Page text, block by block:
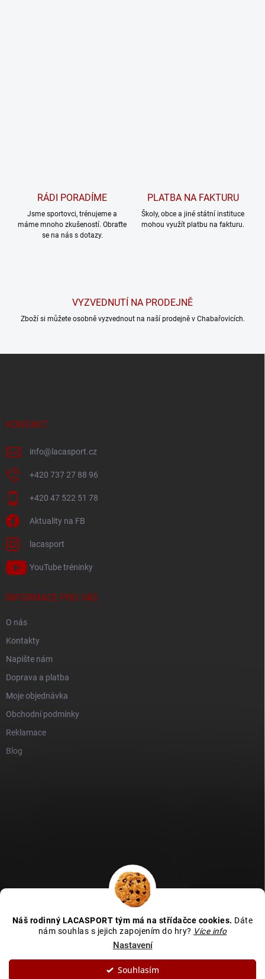
Náš rodinný LACASPORT tým má na střídačce cookies. Dáte
nám souhlas s jejich zapojením do hry? Více info
Nastavení
Souhlasím
RÁDI PORADÍME
Jsme sportovci, trénujeme a
máme mnoho zkušeností. Obraťte
se na nás s dotazy.
PLATBA NA FAKTURU
Školy, obce a jiné státní instituce
mohou využít platbu na fakturu.
VYZVEDNUTÍ NA PRODEJNĚ
Zboží si můžete osobně vyzvednout na naší prodejně v Chabařovicích.
KONTAKT
info@ lacasport.cz
+420 737 27 88 96
+420 47 522 51 78
Aktuality na FB
lacasport
YouTube tréninky
INFORMACE PRO VÁS
O nás
Kontakty
Napište nám
Doprava a platba
Moje objednávka
Obchodní podmínky
Reklamace
Blog
Zboží recenze
Kamenná prodejna - MAPA
. Všechna práva vyhrazena.